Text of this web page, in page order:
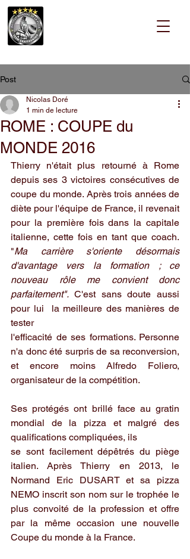
Post
ROME : COUPE du
MONDE 2016
Nicolas Doré
1 min de lecture
Thierry n'était plus retourné à Rome
depuis ses 3 victoires consécutives de
coupe du monde. Après trois années de
diète pour l'équipe de France, il revenait
pour la première fois dans la capitale
italienne, cette fois en tant que coach.
"Ma carrière s'oriente désormais
d'avantage vers la formation ; ce
nouveau rôle me convient donc
parfaitement". C'est sans doute aussi
pour lui  la meilleure des manières de
tester
l'efficacité de ses formations. Personne
n'a donc été surpris de sa reconversion,
et encore moins Alfredo Foliero,
organisateur de la compétition.
Ses protégés ont brillé face au gratin
mondial de la pizza et malgré des
qualifications compliquées, ils
se sont facilement dépêtrés du piège
italien. Après Thierry en 2013, le
Normand Eric DUSART et sa pizza
NEMO inscrit son nom sur le trophée le
plus convoité de la profession et offre
par la même occasion une nouvelle
Coupe du monde à la France.